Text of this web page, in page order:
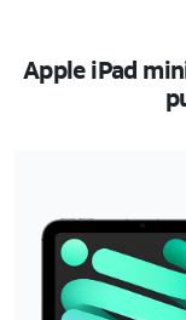
Apple iPad